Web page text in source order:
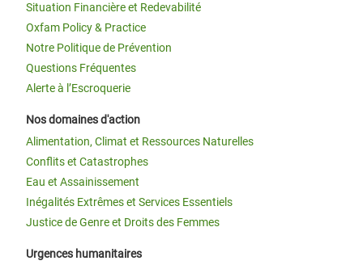
Situation Financière et Redevabilité
Oxfam Policy & Practice
Notre Politique de Prévention
Questions Fréquentes
Alerte à l’Escroquerie
Nos domaines d'action
Alimentation, Climat et Ressources Naturelles
Conflits et Catastrophes
Eau et Assainissement
Inégalités Extrêmes et Services Essentiels
Justice de Genre et Droits des Femmes
Urgences humanitaires